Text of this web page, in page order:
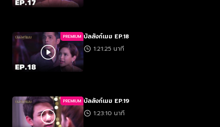
PREMIUM บัลลังก์เมฆ EP.18
1:21:25 นาที
PREMIUM บัลลังก์เมฆ EP.19
1:23:10 นาที